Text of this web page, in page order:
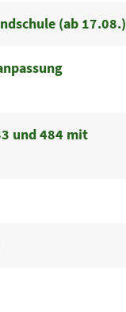
(ab 17.08.)
und 484 mit